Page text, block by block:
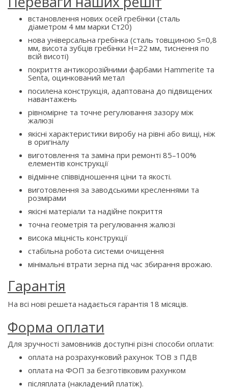
встановлення нових осей гребінки (сталь
діаметром 4 мм марки Ст20)
нова універсальна гребінка (сталь товщиною S=0,8
мм, висота зубців гребінки H=22 мм, тиснення по
всій висоті)
покриття антикорозійними фарбами Hammerite та
Senta, оцинкований метал
посилена конструкція, адаптована до підвищених
навантажень
рівномірне та точне регулювання зазору між
жалюзі
якісні характеристики виробу на рівні або вищі, ніж
в оригіналу
виготовлення та заміна при ремонті 85–100%
елементів конструкції
відмінне співвідношення ціни та якості.
виготовлення за заводськими кресленнями та
розмірами
якісні матеріали та надійне покриття
точна геометрія та регулювання жалюзі
висока міцність конструкції
стабільна робота системи очищення
мінімальні втрати зерна під час збирання врожаю.
Гарантія
На всі нові решета надається гарантія 18 місяців.
Форма оплати
Для зручності замовників доступні різні способи оплати:
оплата на розрахунковий рахунок ТОВ з ПДВ
оплата на ФОП за безготівковим рахунком
післяплата (накладений платіж).